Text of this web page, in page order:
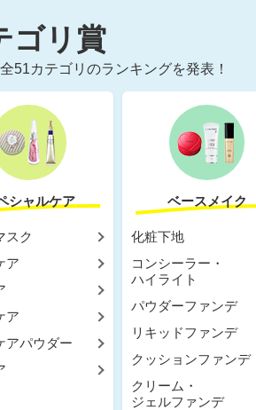
ゴリ賞
51カテゴリのランキングを発表！
シャルケア
スク
ア
ア
アパウダー
ベースメイク
化粧下地
コンシーラー・
ハイライト
パウダーファンデ
リキッドファンデ
クッションファンデ
クリーム・
ジェルファンデ